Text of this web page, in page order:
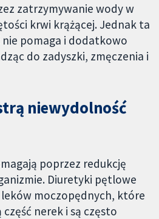
zatrzymywanie wody w
krwi krążącej. Jednak ta
pomaga i dodatkowo
do zadyszki, zmęczenia i
niewydolność
poprzez redukcję
Diuretyki pętlowe
moczopędnych, które
nerek i są często